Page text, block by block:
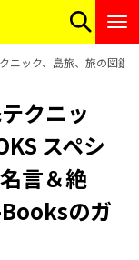
ニック、島旅、旅の図鑑
クニッ
スペシ
言＆絶
のガ